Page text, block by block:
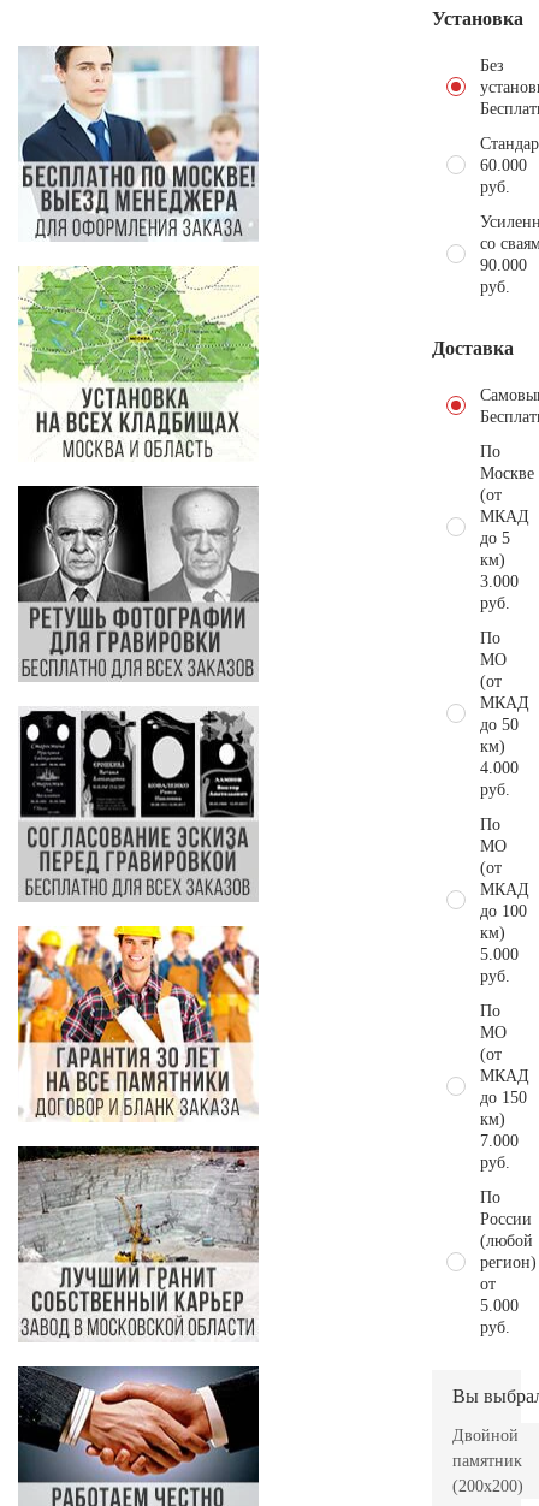
Установка
Без
60.000
руб.
со
90.000
руб.
Доставка
По
Москве
(от
МКАД
до 5
км)
3.000
руб.
По
МО
(от
МКАД
до 50
км)
4.000
руб.
По
МО
(от
МКАД
до 100
км)
5.000
руб.
По
МО
(от
МКАД
до 150
км)
7.000
руб.
По
России
(любой
регион)
от
5.000
руб.
Вы
Двойной
памятник
(200х200)